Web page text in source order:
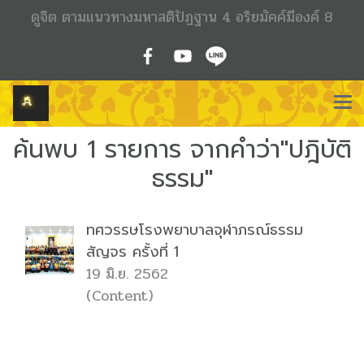
ดูจิต ตามแนวทางมหาสติปัฏฐาน 4 อริยมัคค์มีองค์ 8
ค้นพบ 1 รายการ จากคำว่า"ปฎิบัติ
ธรรม"
ทศวรรษโรงพยาบาลจุฬาภรณ์ธรรม
สัญจร ครั้งที่ 1
19 มิ.ย. 2562
(Content)